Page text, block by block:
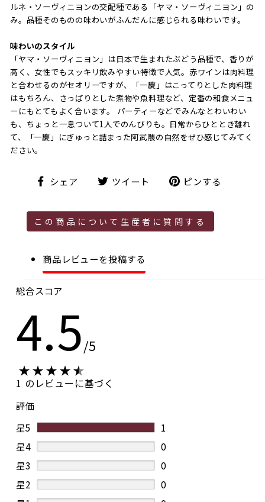
ルネ・ソーヴィニヨンの交配種である「ヤマ・ソーヴィニヨン」の
み。品種そのものの味わいがふんだんに感じられる味わいです。
味わいのスタイル
「ヤマ・ソーヴィニヨン」は日本で生まれたぶどう品種で、香りが
高く、女性でもスッキリ飲みやすい特徴で人気。赤ワインは肉料理
と合わせるのがセオリーですが、「一慶」はこってりとした肉料理
はもちろん、さっぱりとした煮物や魚料理など、定番の和食メニュ
ーにもとてもよく合います。 パーティーなどでみんなとわいわい
も、ちょっと一息ついて1人でのんびりも。日常からひととき離れ
て、「一慶」にぎゅっと詰まった阿武隈の自然をぜひ感じてみてく
ださい。
シェア ツイート
ト
ピンする
この商品について生産者に質問する
商品レビューを投稿する
総合スコア
4.5/5
1 のレビューに基づく
評価
星5
1
星4
0
星3
0
星2
0